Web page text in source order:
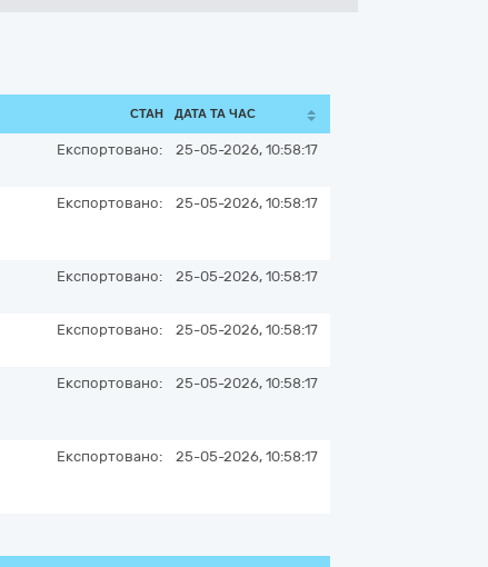
СТАН ДАТА ТА ЧАС
Експортовано: 25-05-2026, 10:58:17
Експортовано: 25-05-2026, 10:58:17
Експортовано: 25-05-2026, 10:58:17
Експортовано: 25-05-2026, 10:58:17
Експортовано: 25-05-2026, 10:58:17
Експортовано: 25-05-2026, 10:58:17